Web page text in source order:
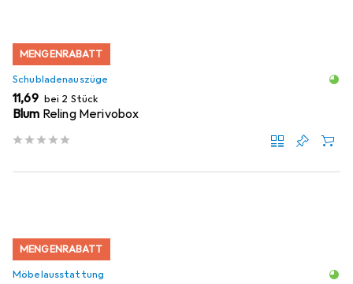
MENGENRABATT
Schubladenauszüge
EUR
11,69 bei 2 Stück
Blum Reling Merivobox
MENGENRABATT
Möbelausstattung